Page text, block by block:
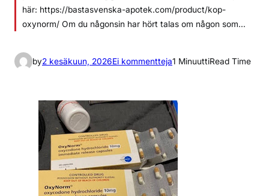
här: https://bastasvenska-apotek.com/product/kop-
oxynorm/ Om du någonsin har hört talas om någon som…
by2 kesäkuun, 2026Ei kommenttejaa
i
k
k
e
l
i
i
1 MinuuttiRead Time